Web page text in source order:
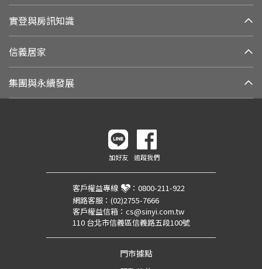
實登與房訊知識
信義居家
集團與永續發展
加好友 追蹤我們
客戶權益專線 ： 0800-211-922
網路客服： (02)2755-7666
客戶權益信箱： cs@sinyi.com.tw
110 台北市信義區信義路五段100號
門市據點